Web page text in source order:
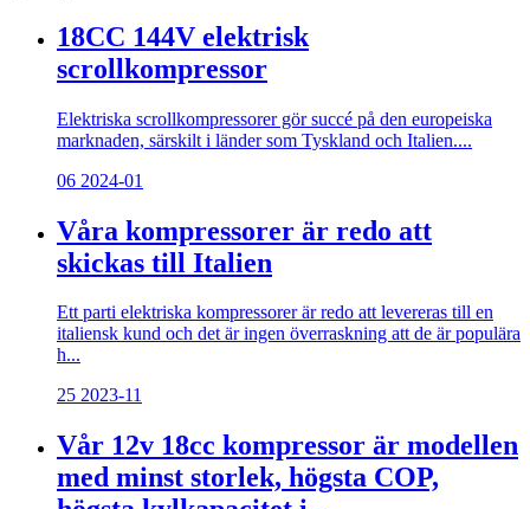
18CC 144V elektrisk
scrollkompressor
Elektriska scrollkompressorer gör succé på den europeiska
marknaden, särskilt i länder som Tyskland och Italien....
06 2024-01
Våra kompressorer är redo att
skickas till Italien
Ett parti elektriska kompressorer är redo att levereras till en
italiensk kund och det är ingen överraskning att de är populära
h...
25 2023-11
Vår 12v 18cc kompressor är modellen
med minst storlek, högsta COP,